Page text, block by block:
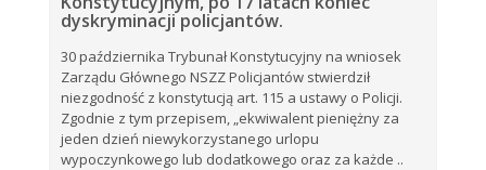
dyskryminacji policjantów.
30 października Trybunał Konstytucyjny na wniosek
Zarządu Głównego NSZZ Policjantów stwierdził
niezgodność z konstytucją art. 115 a ustawy o Policji.
Zgodnie z tym przepisem, „ekwiwalent pieniężny za
jeden dzień niewykorzystanego urlopu
wypoczynkowego lub dodatkowego oraz za każde ..